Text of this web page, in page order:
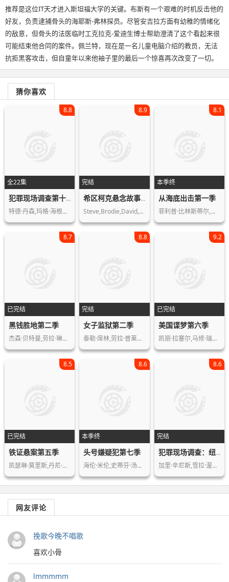
推荐是这位IT天才进入斯坦福大学的关键。布斯有一个艰难的时机反击他的
好友，负责逮捕骨头的海耶斯-弗林探员。尽管安吉拉方面有幼稚的情绪化
的敌意，但骨头的法医临时工克拉克-爱迪生博士帮助澄清了这个看起来很
可能结束他合同的案件。佩兰特，现在是一名儿童电脑介绍的教员，无法
抗拒黑客攻击，但自童年以来他袖子里的最后一个惊喜再次改变了一切。
猜你喜欢
全22集
8.8
犯罪现场调查第十二季
特德·丹森,玛格·海根柏格,乔治·艾德…
完结
8.9
希区柯克悬念故事集第二季
Steve,Brodie,David,Wayne,Alfred,Hitc…
本季终
8.1
从海底出击第一季
菲利普·比林斯蒂尔,薇姬·克里普斯,汤…
已完结
8.7
黑钱胜地第二季
杰森·贝特曼,劳拉·琳妮,索菲娅·胡布…
完结
8.8
女子监狱第二季
泰勒·席林,劳拉·普莱潘,娜塔莎·雷昂…
已完结
9.2
美国谍梦第六季
凯丽·拉塞尔,马修·瑞斯,亚历克斯·费…
已完结
8.5
铁证悬案第五季
凯瑟琳·莫里斯,丹尼·皮诺
本季终
8.6
头号嫌疑犯第七季
海伦·米伦,史蒂芬·汤普金森,劳拉·格…
完结
8.6
犯罪现场调查：纽约篇第七季
加里·辛尼斯,雪拉·渥德,卡迈因·吉欧…
网友评论
挽歌今晚不唱歌
喜欢小骨
lmmmmm